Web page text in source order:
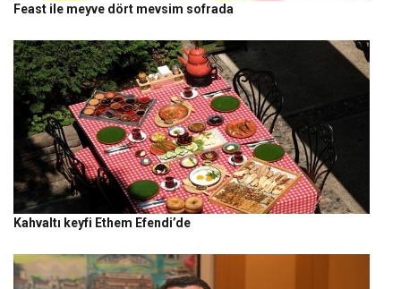
Feast ile meyve dört mevsim sofrada
Kahvaltı keyfi Ethem Efendi’de